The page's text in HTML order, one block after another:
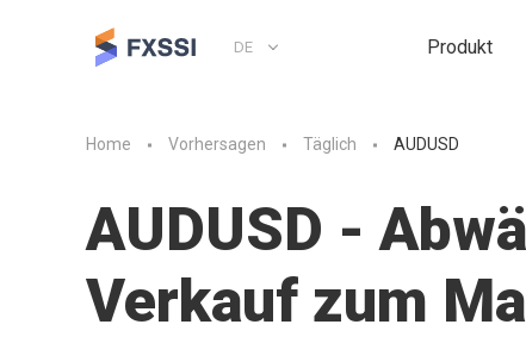
DE Produkt
Home Vorhersagen Täglich AUDUSD
AUDUSD -
Verkauf zum